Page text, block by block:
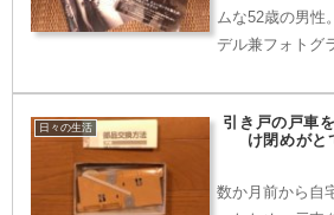
ムな52歳の男性
デル兼フォトグ
彼の人生訓だ。
て・・・。
日々の生活
引き戸の戸車
け閉めがと
数か月前から自